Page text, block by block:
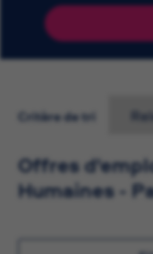
Critère de tri
Offres
Humaines -